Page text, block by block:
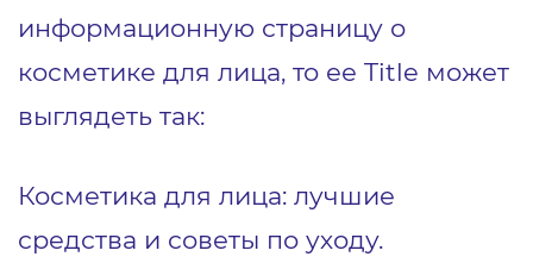
информационную страницу о
косметике для лица, то ее Title может
выглядеть так:
Косметика для лица: лучшие
средства и советы по уходу.